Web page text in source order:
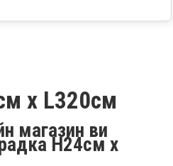
х L320см
магазин ви
H24см х